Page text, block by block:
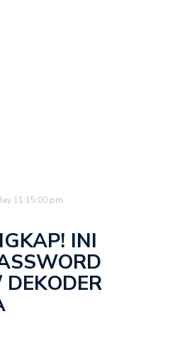
11:15:00 pm
INI
DEKODER